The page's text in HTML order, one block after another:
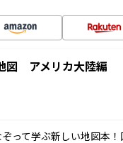
図 アメリカ大陸編
って学ぶ新しい地図本